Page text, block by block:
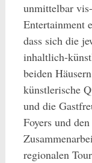
unmittelbar
Entertainment
dass sich die
inhaltlich-
beiden
künstlerische
und die
Foyers und
regionalen